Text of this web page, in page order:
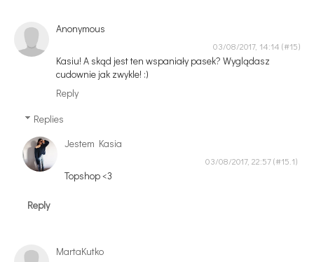
Anonymous
03/08/2017, 14:14
Kasiu! A skąd jest ten wspaniały pasek? Wyglądasz
cudownie jak zwykle! :)
Reply
Replies
Jestem Kasia
03/08/2017, 22:57
Topshop <3
Reply
MartaKutko